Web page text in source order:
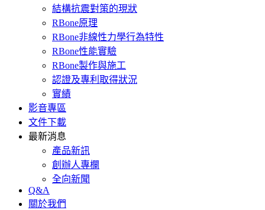
結構抗震對策的現狀
RBone原理
RBone非線性力學行為特性
RBone性能實驗
RBone製作與施工
認證及專利取得狀況
實績
影音專區
文件下載
最新消息
產品新訊
創辦人專欄
全向新聞
Q&A
關於我們